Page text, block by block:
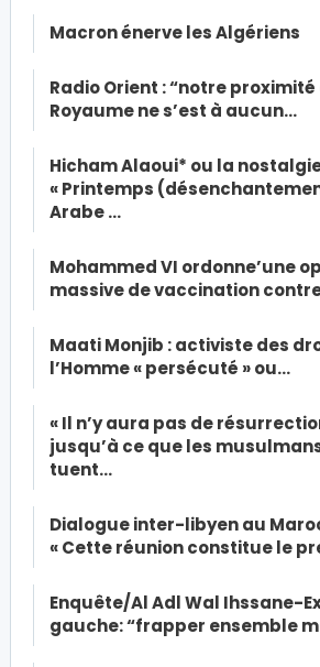
Macron énerve les Algériens
Radio Orient : “notre
Royaume ne s’est à aucun…
Hicham Alaoui* ou la
« Printemps
Arabe …
Mohammed VI ordonne’une
massive de vaccination
Maati Monjib : activiste des
l’Homme « persécuté » ou…
« Il n’y aura pas de
jusqu’à ce que les
tuent…
Dialogue inter-libyen au
« Cette réunion constitue le
Enquête/Al Adl Wal Ihssane-
gauche: “frapper ensemble